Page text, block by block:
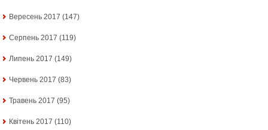
Вересень 2017 (147)
Серпень 2017 (119)
Липень 2017 (149)
Червень 2017 (83)
Травень 2017 (95)
Квітень 2017 (110)